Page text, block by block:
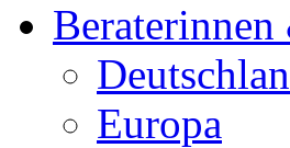
Europa